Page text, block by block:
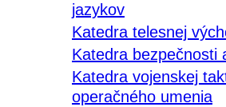
jazykov
Katedra telesnej
Katedra bezpečnosti
Katedra vojenskej
operačného umenia